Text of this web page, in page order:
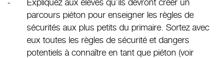
parcours piéton pour enseigner les règles de
sécurités aux plus petits du primaire. Sortez avec
eux toutes les règles de sécurité et dangers
potentiels à connaître en tant que piéton (voir